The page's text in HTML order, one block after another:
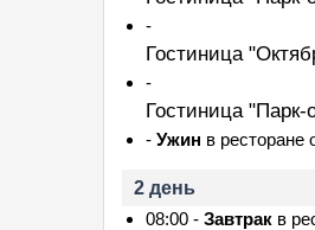
-
Гостиница
-
Гостиница "Парк-
- Ужин в ресторане
2 день
08:00 - Завтрак в